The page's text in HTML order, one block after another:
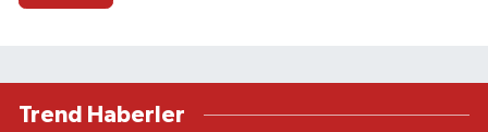
Trend Haberler